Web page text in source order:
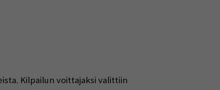
Kilpailun voittajaksi valittiin